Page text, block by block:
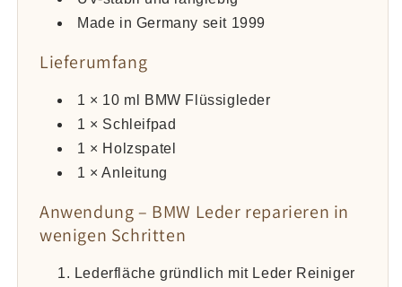
Made in Germany seit 1999
Lieferumfang
1 × 10 ml BMW Flüssigleder
1 × Schleifpad
1 × Holzspatel
1 × Anleitung
Anwendung – BMW Leder reparieren in
wenigen Schritten
Lederfläche gründlich mit Leder Reiniger